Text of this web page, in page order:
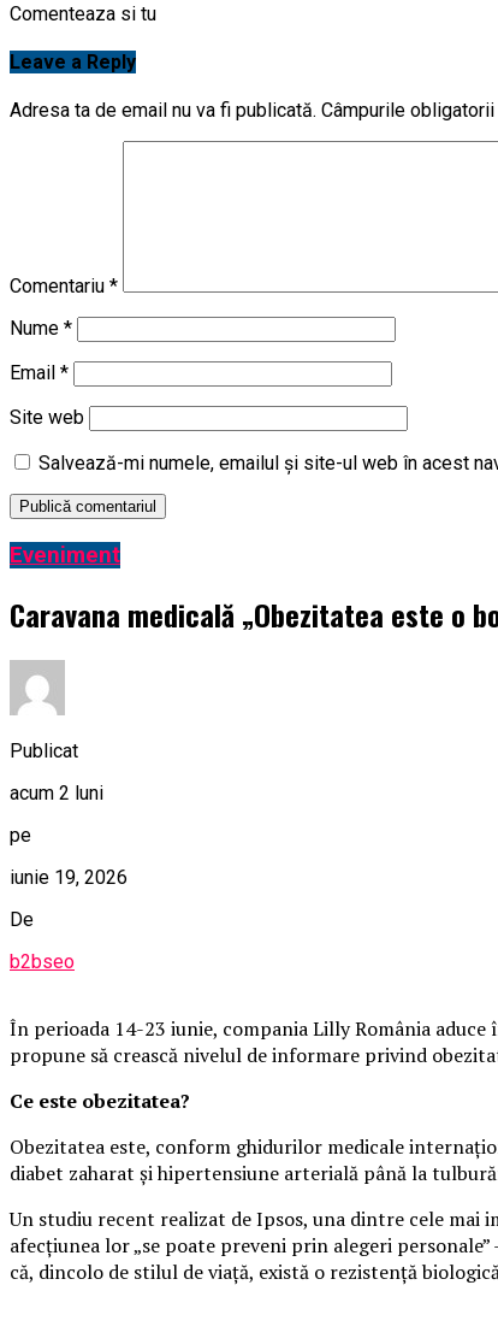
Comenteaza si tu
Leave a Reply
Adresa ta de email nu va fi publicată. Câmpurile
Comentariu *
Nume *
Email *
Site web
Salvează-mi numele, emailul și site-ul web în acest
Eveniment
Caravana medicală „Obezitatea este o
Publicat
acum 2 luni
pe
iunie 19, 2026
De
b2bseo
În perioada 14-23 iunie, compania Lilly România
propune să crească nivelul de informare privind
Ce este obezitatea?
Obezitatea este, conform ghidurilor medicale
diabet zaharat și hipertensiune arterială până la
Un studiu recent realizat de Ipsos, una dintre cele mai
afecțiunea lor „se poate preveni prin alegeri
că, dincolo de stilul de viață, există o rezistență